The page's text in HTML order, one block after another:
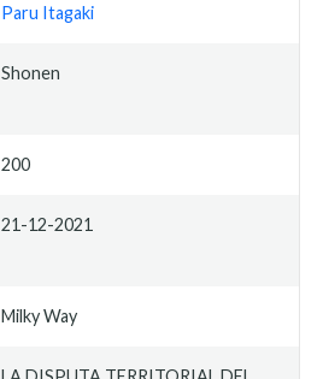
Paru Itagaki
Shonen
200
21-12-2021
Milky Way